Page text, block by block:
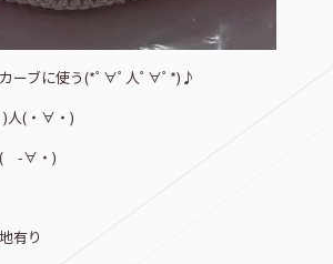
ーブに使う(*ﾟ∀ﾟ人ﾟ∀ﾟ*)♪
人(・∀・)
( -∀・)
有り